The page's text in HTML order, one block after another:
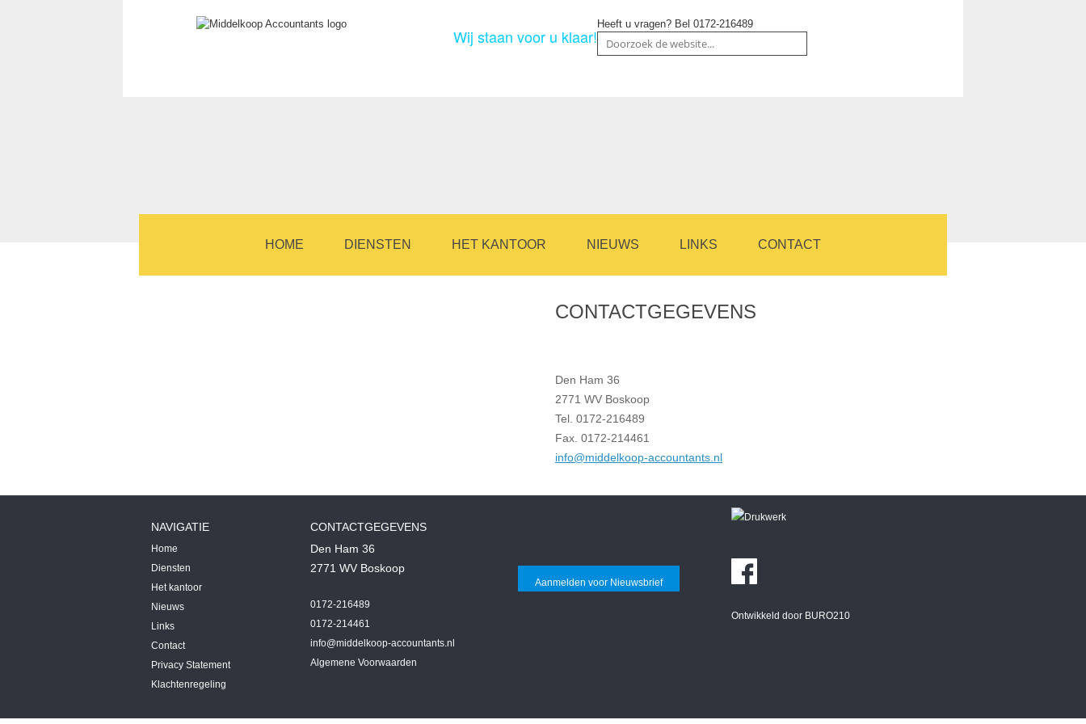
Wij staan voor u klaar!
Heeft u vragen? Bel 0172-216489
HOME DIENSTEN HET KANTOOR NIEUWS LINKS CONTACT
CONTACTGEGEVENS
Den Ham 36
2771 WV Boskoop
Tel. 0172-216489
Fax. 0172-214461
info@middelkoop-accountants.nl
NAVIGATIE
Home
Diensten
Het kantoor
Nieuws
Links
Contact
Privacy Statement
Klachtenregeling
CONTACTGEGEVENS
Den Ham 36
2771 WV Boskoop
0172-216489
0172-214461
info@middelkoop-accountants.nl
Algemene Voorwaarden
Aanmelden voor Nieuwsbrief
Ontwikkeld door BURO210